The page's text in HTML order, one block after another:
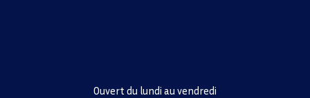
Ouvert du lundi au vendredi